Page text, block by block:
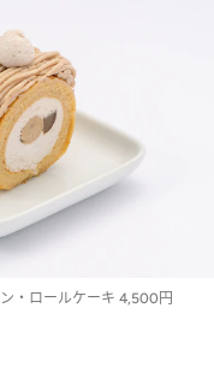
・ロールケーキ 4,500円